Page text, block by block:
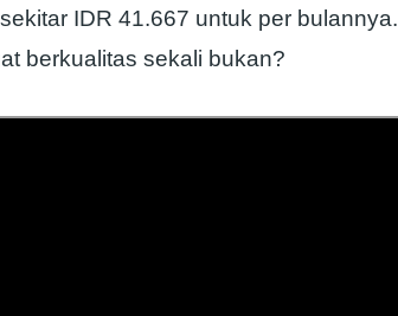
IDR 41.667 untuk per bulannya.
berkualitas sekali bukan?